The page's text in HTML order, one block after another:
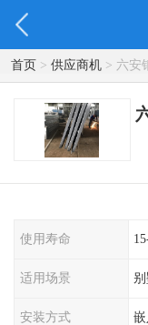
首页> 供应商机> 六安
使用寿命
适用场景
安装方式